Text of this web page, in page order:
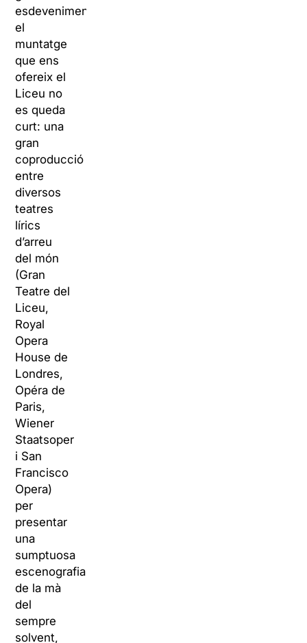
esdeveniment,
el
muntatge
que ens
ofereix el
Liceu no
es queda
curt: una
gran
coproducció
entre
diversos
teatres
lírics
d’arreu
del món
(Gran
Teatre del
Liceu,
Royal
Opera
House de
Londres,
Opéra de
Paris,
Wiener
Staatsoper
i San
Francisco
Opera)
per
presentar
una
sumptuosa
escenografia
de la mà
del
sempre
solvent,